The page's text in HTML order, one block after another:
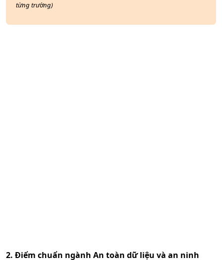
từng trường)
2. Điểm chuẩn ngành An toàn dữ liệu và an ninh